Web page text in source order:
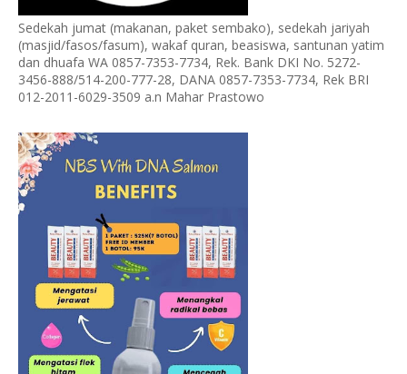
Sedekah jumat (makanan, paket sembako), sedekah jariyah
(masjid/fasos/fasum), wakaf quran, beasiswa, santunan yatim
dan dhuafa WA 0857-7353-7734, Rek. Bank DKI No. 5272-
3456-888/514-200-777-28, DANA 0857-7353-7734, Rek BRI
012-2011-6029-3509 a.n Mahar Prastowo